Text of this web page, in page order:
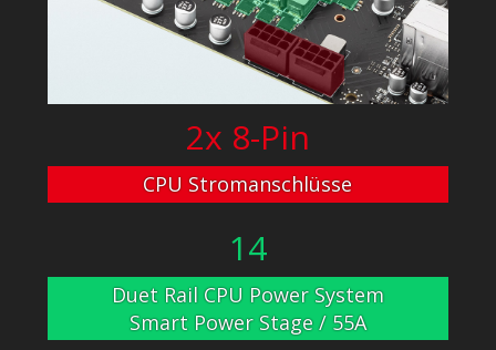
2x 8-Pin
CPU Stromanschlüsse
14
Duet Rail CPU Power System
Smart Power Stage / 55A